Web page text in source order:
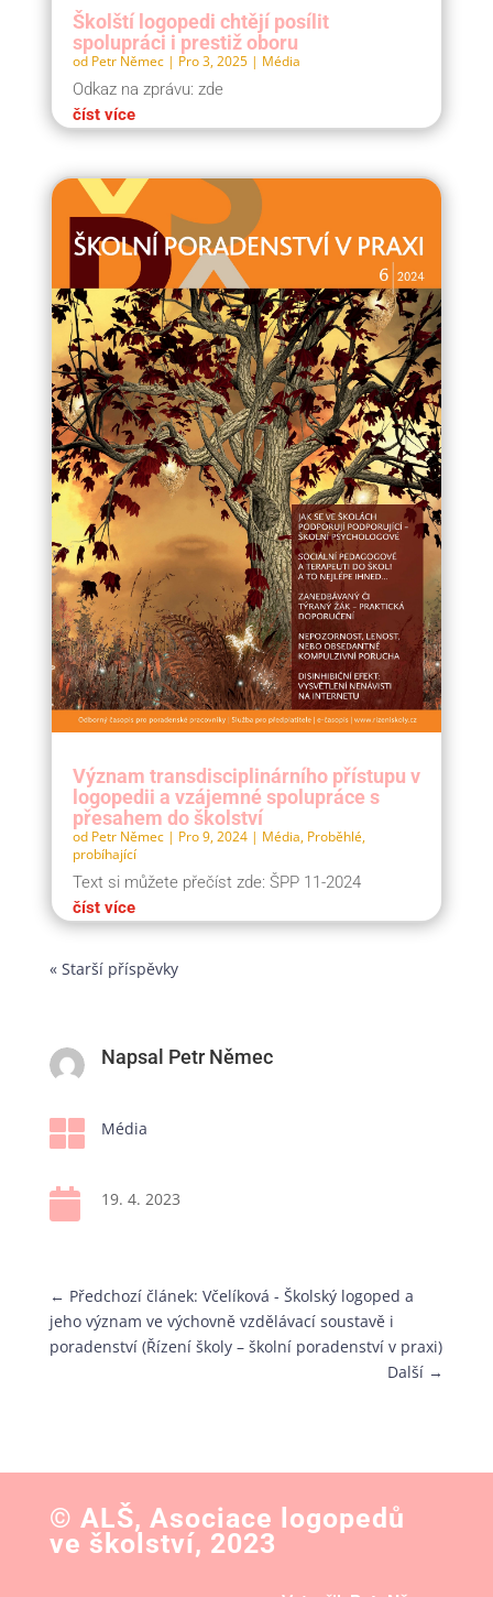
Školští logopedi chtějí posílit
spolupráci i prestiž oboru
od Petr Němec| Pro 3, 2025| Média
Odkaz na zprávu: zde
číst více
Význam transdisciplinárního přístupu v
logopedii a vzájemné spolupráce s
přesahem do školství
od Petr Němec| Pro 9, 2024| Média, Proběhlé,
probíhající
Text si můžete přečíst zde: ŠPP 11-2024
číst více
« Starší příspěvky
Napsal Petr Němec
 Média
 19. 4. 2023
← Předchozí článek: Včelíková - Školský logoped a
jeho význam ve výchovně vzdělávací soustavě i
poradenství (Řízení školy – školní poradenství v praxi)
Další →
© ALŠ, Asociace logopedů
ve školství, 2023